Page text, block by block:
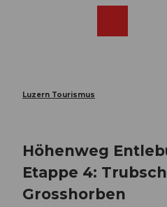
Luzern Tourismus
Höhenweg
Etappe 4:
Grosshorben